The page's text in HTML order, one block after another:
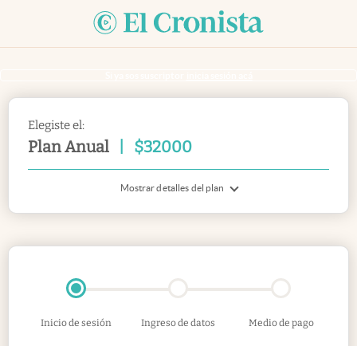
Elegiste el:
Plan Anual $32000
Mostrar detalles del plan
Inicio de sesión Ingreso de datos Medio de pago